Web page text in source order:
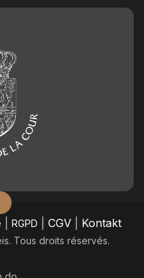
RGPD CGV| Kontakt
Tous droits réservés.